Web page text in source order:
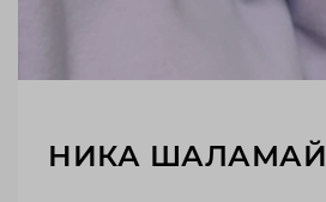
НИКА ШАЛАМАЙ